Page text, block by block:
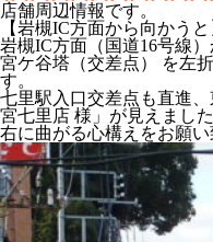
店舗周辺情報です。
【岩槻IC方面から向かうと
岩槻IC方面（国道16号線）
宮ケ谷塔（交差点）
を左折
す。
七里駅入口交差点も直進
宮七里店 様」が見えまし
右に曲がる心構えをお願い